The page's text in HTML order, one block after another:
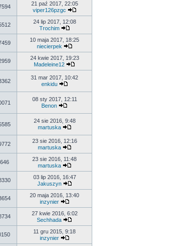
21 paź 2017, 22:05
viper126pzgc
24 lip 2017, 12:08
Trochim
10 maja 2017, 18:25
niecierpek
24 kwie 2017, 19:23
Madeleine12
31 mar 2017, 10:42
enkidu
08 sty 2017, 12:11
Benon
24 sie 2016, 9:48
martuska
23 sie 2016, 12:16
martuska
23 sie 2016, 11:48
martuska
03 lip 2016, 16:47
Jakuszyn
20 maja 2016, 13:40
inzynier
27 kwie 2016, 6:02
Sechhada
11 gru 2015, 9:18
inzynier